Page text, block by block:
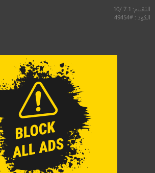
التقييم: 7.1 /10
الكود : #49454